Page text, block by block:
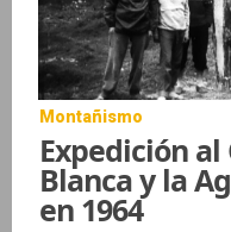
Montañismo
Expedición al
Blanca y la
en 1964